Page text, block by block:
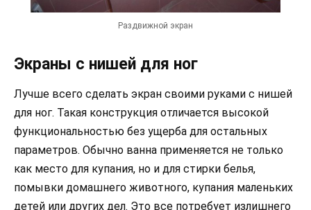
Раздвижной экран
Экраны с нишей для ног
Лучше всего сделать экран своими руками с нишей
для ног. Такая конструкция отличается высокой
функциональностью без ущерба для остальных
параметров. Обычно ванна применяется не только
как место для купания, но и для стирки белья,
помывки домашнего животного, купания маленьких
детей или других дел. Это все потребует излишнего